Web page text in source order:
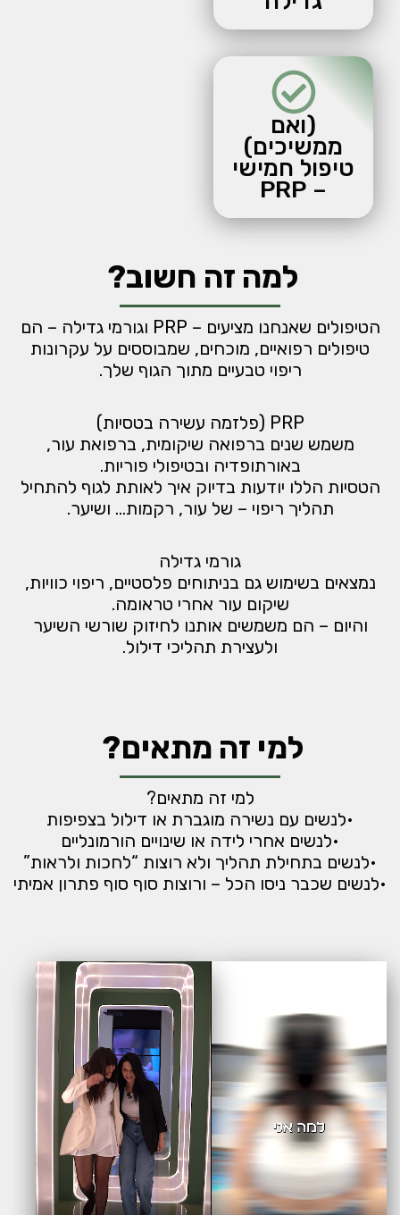
(ואם
ממשיכים)
טיפול חמישי
– PRP
למה זה חשוב?
הטיפולים שאנחנו מציעים – PRP וגורמי גדילה – הם
טיפולים רפואיים, מוכחים, שמבוססים על עקרונות
ריפוי טבעיים מתוך הגוף שלך.
PRP (פלזמה עשירה בטסיות)
משמש שנים ברפואה שיקומית, ברפואת עור,
באורתופדיה ובטיפולי פוריות.
הטסיות הללו יודעות בדיוק איך לאותת לגוף להתחיל
תהליך ריפוי – של עור, רקמות… ושיער.
גורמי גדילה
נמצאים בשימוש גם בניתוחים פלסטיים, ריפוי כוויות,
שיקום עור אחרי טראומה.
והיום – הם משמשים אותנו לחיזוק שורשי השיער
ולעצירת תהליכי דילול.
למי זה מתאים?
למי זה מתאים?
•לנשים עם נשירה מוגברת או דילול בצפיפות
•לנשים אחרי לידה או שינויים הורמונליים
•לנשים בתחילת תהליך ולא רוצות “לחכות ולראות”
•לנשים שכבר ניסו הכל – ורוצות סוף סוף פתרון אמיתי